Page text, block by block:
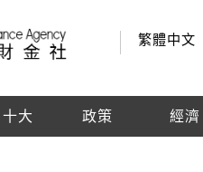
繁體中文
大 政策 經濟